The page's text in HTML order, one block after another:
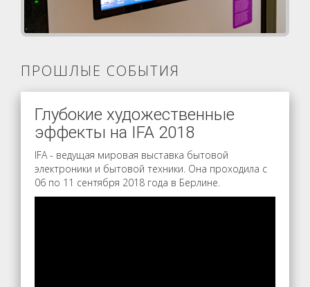
ПРОШЛЫЕ СОБЫТИЯ
Глубокие художественные
эффекты на IFA 2018
IFA - ведущая мировая выставка бытовой
электроники и бытовой техники. Она проходила с
06 по 11 сентября 2018 года в Берлине.